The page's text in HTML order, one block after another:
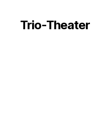
Trio-Theater